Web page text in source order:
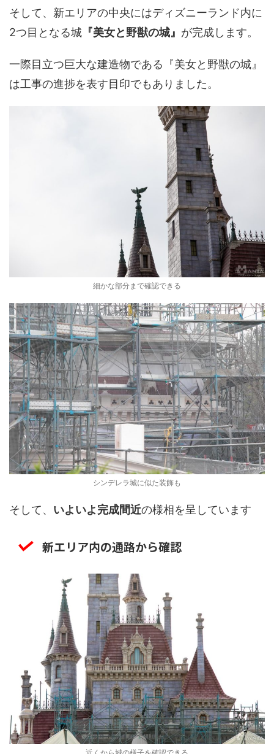
そして、新エリアの中央にはディズニーランド内に
2つ目となる城 『美女と野獣の城』 が完成します。
一際目立つ巨大な建造物である『美女と野獣の城』
は工事の進捗を表す目印でもありました。
細かな部分まで確認できる
シンデレラ城に似た装飾も
そして、 いよいよ完成間近の様相を呈しています
新エリア内の通路から確認